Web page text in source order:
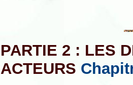
PARTIE 2 : LES
ACTEURS